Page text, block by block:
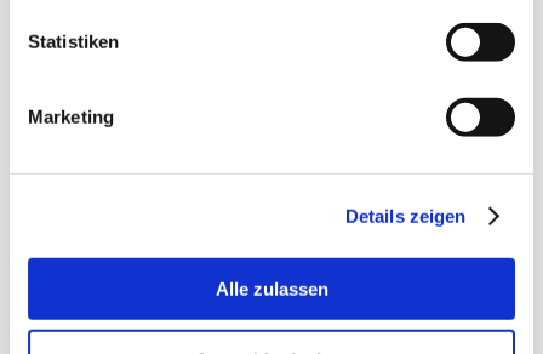
Statistiken
Marketing
Details zeigen
Alle zulassen